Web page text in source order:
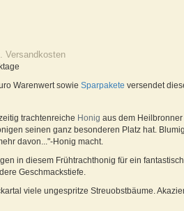
Versandkosten
Warenwert sowieSparpakete versendet
trachtenreiche Honig aus dem
seinen ganz besonderen Platz hat.
davon..."-Honig macht.
in diesem Frühtrachthonig für ein
Geschmackstiefe.
viele ungespritze Streuobstbäume.